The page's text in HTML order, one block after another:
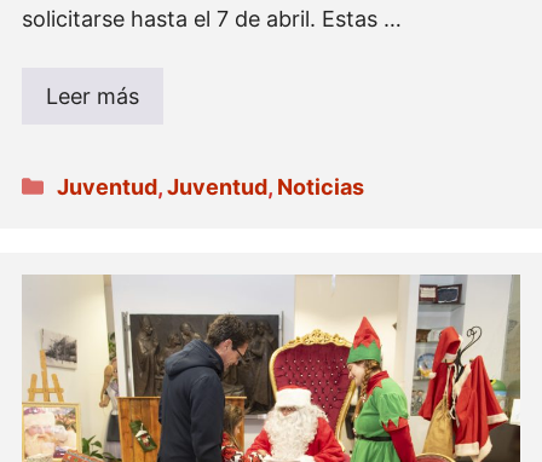
solicitarse hasta el 7 de abril. Estas …
Leer más
Categorías
Juventud,Juventud, Noticias